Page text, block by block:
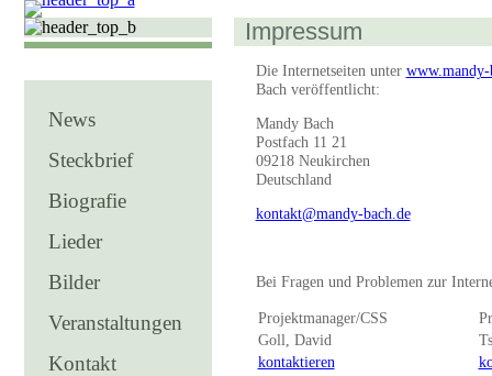
News
Steckbrief
Biografie
Lieder
Bilder
Veranstaltungen
Kontakt
Impressum
Die Internetseiten unter www.mandy-
Bach veröffentlicht:
Mandy Bach
Postfach 11 21
09218 Neukirchen
Deutschland
kontakt@mandy-bach.de
Bei Fragen und Problemen zur
Projektmanager/CSS
Goll, David
kontaktieren